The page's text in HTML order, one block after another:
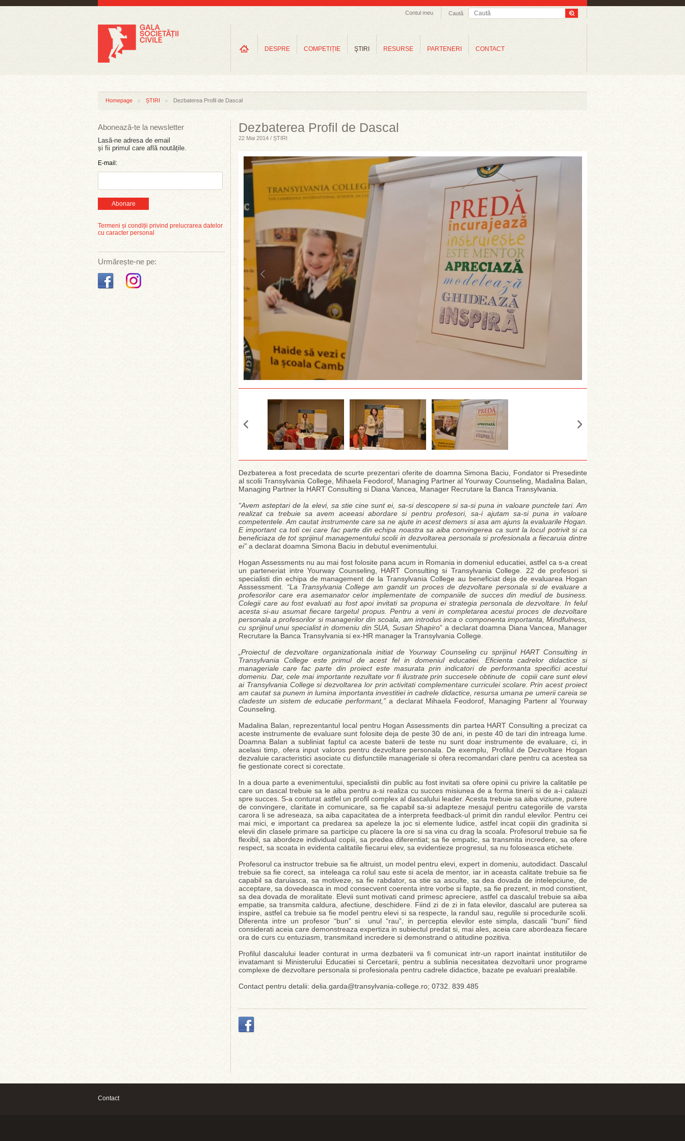
Caută
Contul meu
DESPRE COMPETIȚIE ŞTIRI RESURSE PARTENERI CONTACT
Homepage ȘTIRI Dezbaterea Profil de Dascal
Abonează-te la newsletter
Lasă-ne adresa de email
și fii primul care află noutățile.
E-mail:
Abonare
Termeni și condiții privind prelucrarea datelor
cu caracter personal
Urmărește-ne pe:
Dezbaterea Profil de Dascal
22 Mai 2014 / ȘTIRI
Dezbaterea a fost precedata de scurte prezentari oferite de doamna Simona Baciu, Fondator si Presedinte
al scolii Transylvania College, Mihaela Feodorof, Managing Partner al Yourway Counseling, Madalina Balan,
Managing Partner la HART Consulting si Diana Vancea, Manager Recrutare la Banca Transylvania.
“Avem asteptari de la elevi, sa stie cine sunt ei, sa-si descopere si sa-si puna in valoare punctele tari. Am
realizat ca trebuie sa avem aceeasi abordare si pentru profesori, sa-i ajutam sa-si puna in valoare
competentele. Am cautat instrumente care sa ne ajute in acest demers si asa am ajuns la evaluarile Hogan.
E important ca toti cei care fac parte din echipa noastra sa aiba convingerea ca sunt la locul potrivit si ca
beneficiaza de tot sprijinul managementului scolii in dezvoltarea personala si profesionala a fiecaruia dintre
ei” a declarat doamna Simona Baciu in debutul evenimentului.
Hogan Assessments nu au mai fost folosite pana acum in Romania in domeniul educatiei, astfel ca s-a creat
un parteneriat intre Yourway Counseling, HART Consulting si Transylvania College. 22 de profesori si
specialisti din echipa de management de la Transylvania College au beneficiat deja de evaluarea Hogan
Asssessment. “La Transylvania College am gandit un proces de dezvoltare personala si de evaluare a
profesorilor care era asemanator celor implementate de companiile de succes din mediul de business.
Colegii care au fost evaluati au fost apoi invitati sa propuna ei strategia personala de dezvoltare. In felul
acesta si-au asumat fiecare targetul propus. Pentru a veni in completarea acestui proces de dezvoltare
personala a profesorilor si managerilor din scoala, am introdus inca o componenta importanta, Mindfulness,
cu sprijinul unui specialist in domeniu din SUA, Susan Shapiro” a declarat doamna Diana Vancea, Manager
Recrutare la Banca Transylvania si ex-HR manager la Transylvania College.
„Proiectul de dezvoltare organizationala initiat de Yourway Counseling cu sprijinul HART Consulting in
Transylvania College este primul de acest fel in domeniul educatiei. Eficienta cadrelor didactice si
manageriale care fac parte din proiect este masurata prin indicatori de performanta specifici acestui
domeniu. Dar, cele mai importante rezultate vor fi ilustrate prin succesele obtinute de copiii care sunt elevi
ai Transylvania College si dezvoltarea lor prin activitati complementare curriculei scolare. Prin acest proiect
am cautat sa punem in lumina importanta investitiei in cadrele didactice, resursa umana pe umerii careia se
cladeste un sistem de educatie performant,”a declarat Mihaela Feodorof, Managing Partenr al Yourway
Counseling.
Madalina Balan, reprezentantul local pentru Hogan Assessments din partea HART Consulting a precizat ca
aceste instrumente de evaluare sunt folosite deja de peste 30 de ani, in peste 40 de tari din intreaga lume.
Doamna Balan a subliniat faptul ca aceste baterii de teste nu sunt doar instrumente de evaluare, ci, in
acelasi timp, ofera input valoros pentru dezvoltare personala. De exemplu, Profilul de Dezvoltare Hogan
dezvaluie caracteristici asociate cu disfunctiile manageriale si ofera recomandari clare pentru ca acestea sa
fie gestionate corect si corectate.
In a doua parte a evenimentului, specialistii din public au fost invitati sa ofere opinii cu privire la calitatile pe
care un dascal trebuie sa le aiba pentru a-si realiza cu succes misiunea de a forma tinerii si de a-i calauzi
spre succes. S-a conturat astfel un profil complex al dascalului leader. Acesta trebuie sa aiba viziune, putere
de convingere, claritate in comunicare, sa fie capabil sa-si adapteze mesajul pentru categoriile de varsta
carora li se adreseaza, sa aiba capacitatea de a interpreta feedback-ul primit din randul elevilor. Pentru cei
mai mici, e important ca predarea sa apeleze la joc si elemente ludice, astfel incat copiii din gradinita si
elevii din clasele primare sa participe cu placere la ore si sa vina cu drag la scoala. Profesorul trebuie sa fie
flexibil, sa abordeze individual copiii, sa predea diferentiat; sa fie empatic, sa transmita incredere, sa ofere
respect, sa scoata in evidenta calitatile fiecarui elev, sa evidentieze progresul, sa nu foloseasca etichete.
Profesorul ca instructor trebuie sa fie altruist, un model pentru elevi, expert in domeniu, autodidact. Dascalul
trebuie sa fie corect, sa inteleaga ca rolul sau este si acela de mentor, iar in aceasta calitate trebuie sa fie
capabil sa daruiasca, sa motiveze, sa fie rabdator, sa stie sa asculte, sa dea dovada de intelepciune, de
acceptare, sa dovedeasca in mod consecvent coerenta intre vorbe si fapte, sa fie prezent, in mod constient,
sa dea dovada de moralitate. Elevii sunt motivati cand primesc apreciere, astfel ca dascalul trebuie sa aiba
empatie, sa transmita caldura, afectiune, deschidere. Fiind zi de zi in fata elevilor, dascalul are puterea sa
inspire, astfel ca trebuie sa fie model pentru elevi si sa respecte, la randul sau, regulile si procedurile scolii.
Diferenta intre un profesor “bun” si unul “rau”, in perceptia elevilor este simpla, dascalii “buni” fiind
considerati aceia care demonstreaza expertiza in subiectul predat si, mai ales, aceia care abordeaza fiecare
ora de curs cu entuziasm, transmitand incredere si demonstrand o atitudine pozitiva.
Profilul dascalului leader conturat in urma dezbaterii va fi comunicat intr-un raport inaintat institutiilor de
invatamant si Ministerului Educatiei si Cercetarii, pentru a sublinia necesitatea dezvoltarii unor programe
complexe de dezvoltare personala si profesionala pentru cadrele didactice, bazate pe evaluari prealabile.
Contact pentru detalii: delia.garda@transylvania-college.ro; 0732. 839.485
Contact